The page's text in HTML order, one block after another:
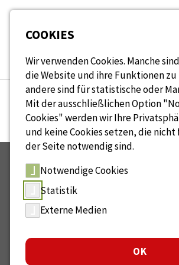
Seitenbereiche:
Generationenmanagement und
Gemeinsam gestalten wir die
COOKIES
Wir verwenden Cookies. Manche
die Website und ihre Funktionen
andere sind für statistische oder
Mit der ausschließlichen Option
Cookies" werden wir Ihre
und keine Cookies setzen, die
der Seite notwendig sind.
Notwendige Cookies
Statistik
Externe Medien
OK